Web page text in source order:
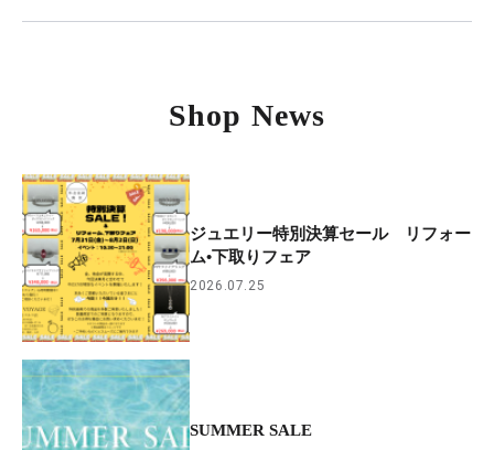
Shop News
ジュエリー特別決算セール リフォー
ム•下取りフェア
2026.07.25
SUMMER SALE